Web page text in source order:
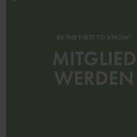
BE THE FIRST TO KNOW!
MITGLIED
WERDEN